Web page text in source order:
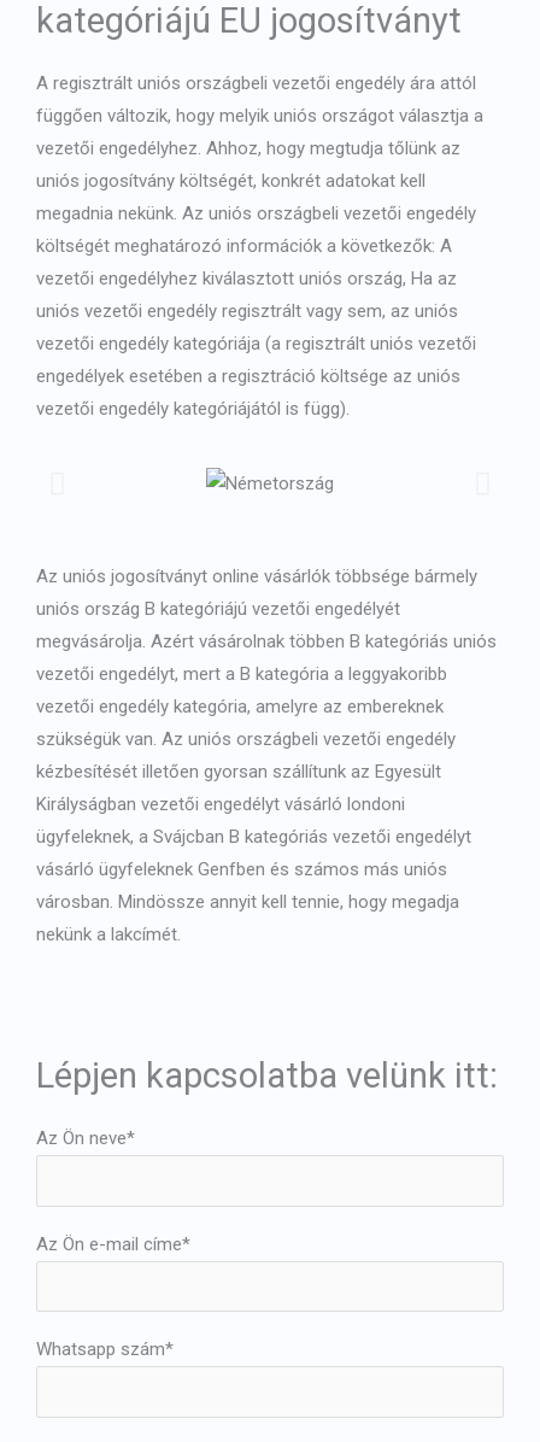
kategóriájú EU jogosítványt
A regisztrált uniós országbeli vezetői engedély ára attól
függően változik, hogy melyik uniós országot választja a
vezetői engedélyhez. Ahhoz, hogy megtudja tőlünk az
uniós jogosítvány költségét, konkrét adatokat kell
megadnia nekünk. Az uniós országbeli vezetői engedély
költségét meghatározó információk a következők: A
vezetői engedélyhez kiválasztott uniós ország, Ha az
uniós vezetői engedély regisztrált vagy sem, az uniós
vezetői engedély kategóriája (a regisztrált uniós vezetői
engedélyek esetében a regisztráció költsége az uniós
vezetői engedély kategóriájától is függ).
Az uniós jogosítványt online vásárlók többsége bármely
uniós ország B kategóriájú vezetői engedélyét
megvásárolja. Azért vásárolnak többen B kategóriás uniós
vezetői engedélyt, mert a B kategória a leggyakoribb
vezetői engedély kategória, amelyre az embereknek
szükségük van. Az uniós országbeli vezetői engedély
kézbesítését illetően gyorsan szállítunk az Egyesült
Királyságban vezetői engedélyt vásárló londoni
ügyfeleknek, a Svájcban B kategóriás vezetői engedélyt
vásárló ügyfeleknek Genfben és számos más uniós
városban. Mindössze annyit kell tennie, hogy megadja
nekünk a lakcímét.
Lépjen kapcsolatba velünk itt:
Az Ön neve*
Az Ön e-mail címe*
Whatsapp szám*